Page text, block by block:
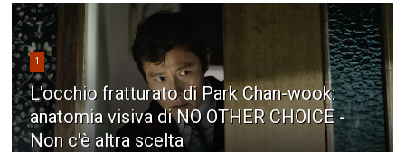
1
L'occhio fratturato di Park Chan-wook:
anatomia visiva di NO OTHER CHOICE -
Non c'è altra scelta